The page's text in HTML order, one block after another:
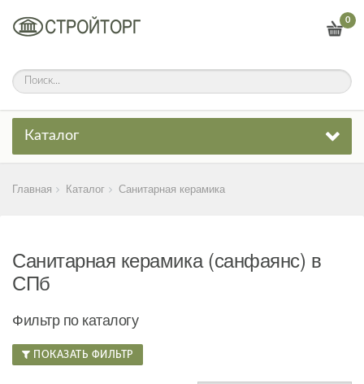
0
Каталог
Главная Каталог Санитарная керамика
Санитарная керамика (санфаянс) в
СПб
Фильтр по каталогу
ПОКАЗАТЬ ФИЛЬТР